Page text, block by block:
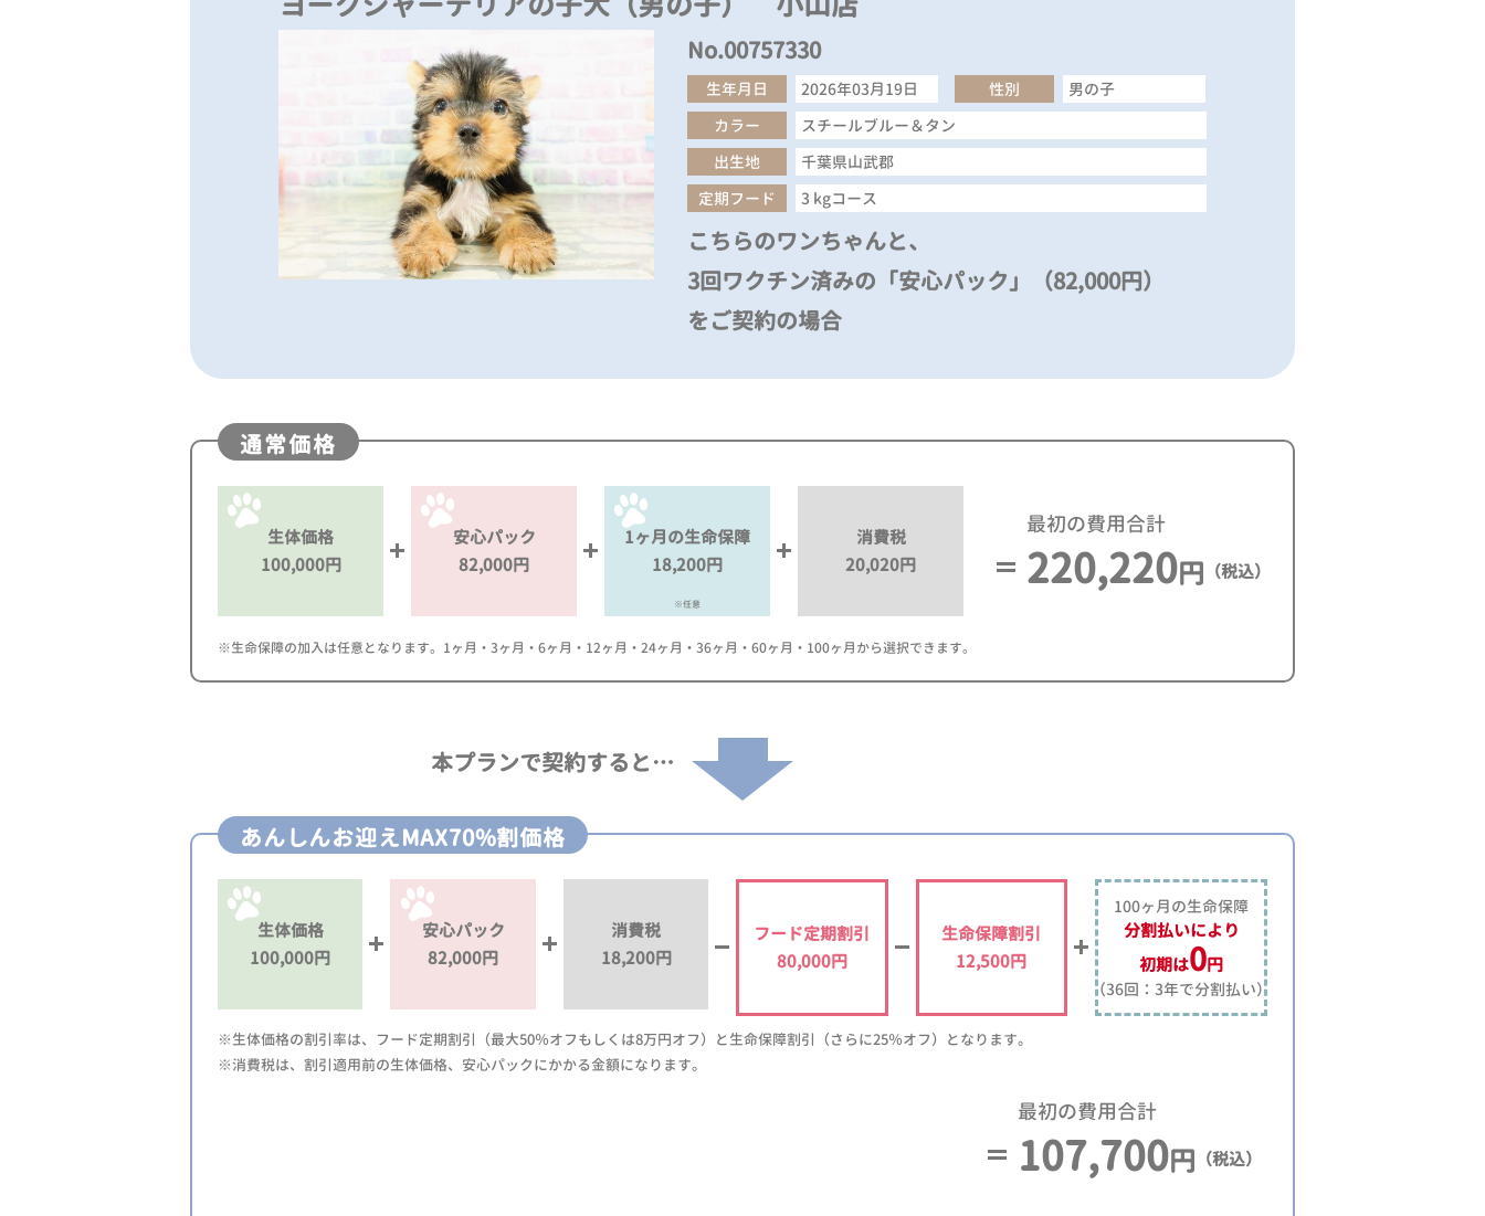
No.00757330
生年月日 2026年03月19日 性別
男の子
カラー
スチールブルー＆タン
出生地
千葉県山武郡
定期フード
3 kgコース
こちらのワンちゃんと、
3回ワクチン済みの「安心パック」（82,000円）
をご契約の場合
通常価格
生体価格
100,000円
安心パック
82,000円
1ヶ月の生命保障
18,200円
※任意
消費税
20,020円
最初の費用合計
220,220円 （税込）
※生命保障の加入は任意となります。1ヶ月・3ヶ月・6ヶ月・12ヶ月・24ヶ月・36ヶ月・60ヶ月・100ヶ月から選択できます。
本プランで契約すると…
あんしんお迎えMAX70%割価格
生体価格
100,000円
安心パック
82,000円
消費税
18,200円
フード定期割引
80,000円
生命保障割引
12,500円
100ヶ月の生命保障
分割払いにより
初期は0円
（36回：3年で分割払い）
※生体価格の割引率は、フード定期割引（最大50％オフもしくは8万円オフ）と生命保障割引（さらに25％オフ）となります。
※消費税は、割引適用前の生体価格、安心パックにかかる金額になります。
最初の費用合計
107,700円 （税込）